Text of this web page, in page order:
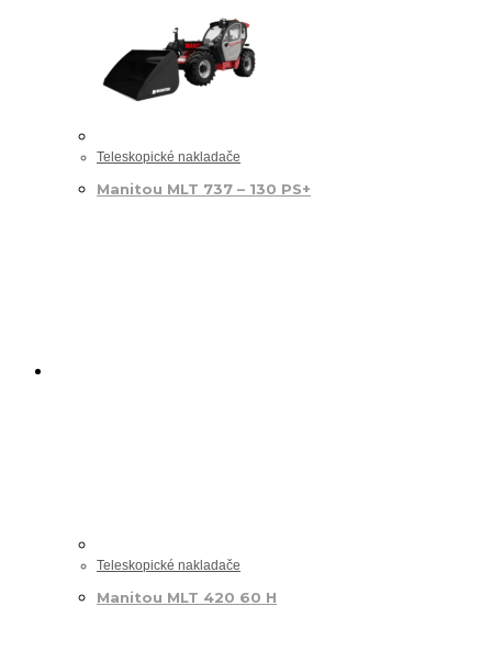
Teleskopické nakladače
Manitou MLT 737 – 130 PS+
Teleskopické nakladače
Manitou MLT 420 60 H